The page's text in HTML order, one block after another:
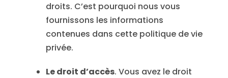
droits. C’est pourquoi nous vous
fournissons les informations
contenues dans cette politique de vie
privée.
Le droit d’accès. Vous avez le droit